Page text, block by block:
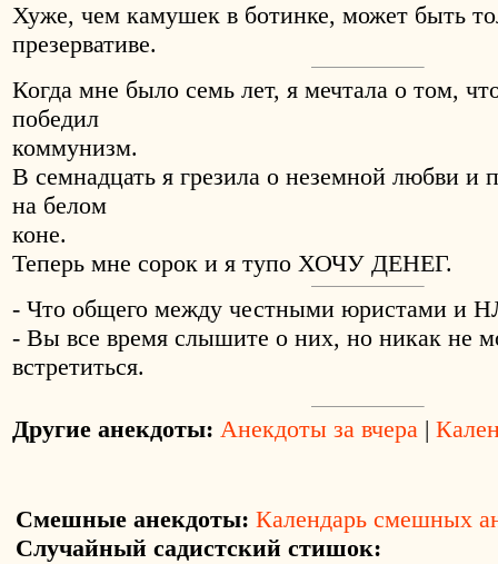
Хуже, чем камушек в ботинке, может быть
презервативе.
Когда мне было семь лет, я мечтала о том,
победил
коммунизм.
В семнадцать я грезила о неземной любви и
на белом
коне.
Теперь мне сорок и я тупо ХОЧУ ДЕНЕГ.
- Что общего между честными юристами и
- Вы все время слышите о них, но никак не
встретиться.
Другие анекдоты: Анекдоты за вчера |
Смешные анекдоты: Календарь смешных
Случайный садистский стишок: